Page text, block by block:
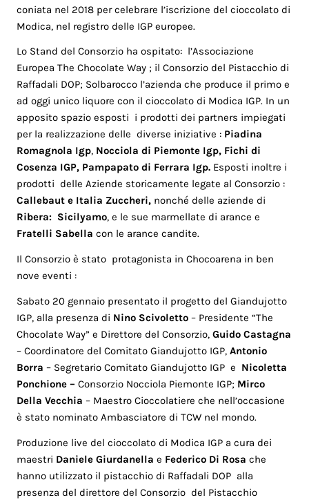
coniata nel 2018 per celebrare l’iscrizione del cioccolato di
Modica, nel registro delle IGP europee.
Lo Stand del Consorzio ha ospitato: l’Associazione
Europea The Chocolate Way ; il Consorzio del Pistacchio di
Raffadali DOP; Solbarocco l’azienda che produce il primo e
ad oggi unico liquore con il cioccolato di Modica IGP. In un
apposito spazio esposti i prodotti dei partners impiegati
per la realizzazione delle diverse iniziative : Piadina
Romagnola Igp, Nocciola di Piemonte Igp, Fichi di
Cosenza IGP, Pampapato di Ferrara Igp. Esposti inoltre i
prodotti delle Aziende storicamente legate al Consorzio :
Callebaut e Italia Zuccheri, nonché delle aziende di
Ribera: Sicilyamo, e le sue marmellate di arance e
Fratelli Sabella con le arance candite.
Il Consorzio è stato protagonista in Chocoarena in ben
nove eventi :
Sabato 20 gennaio presentato il progetto del Giandujotto
IGP, alla presenza di Nino Scivoletto – Presidente “The
Chocolate Way” e Direttore del Consorzio,Guido Castagna
– Coordinatore del Comitato Giandujotto IGP,Antonio
Borra – Segretario Comitato Giandujotto IGP e Nicoletta
Ponchione – Consorzio Nocciola Piemonte IGP; Mirco
Della Vecchia – Maestro Cioccolatiere che nell’occasione
è stato nominato Ambasciatore di TCW nel mondo.
Produzione live del cioccolato di Modica IGP a cura dei
maestri Daniele Giurdanella e Federico Di Rosa che
hanno utilizzato il pistacchio di Raffadali DOP alla
presenza del direttore del Consorzio del Pistacchio